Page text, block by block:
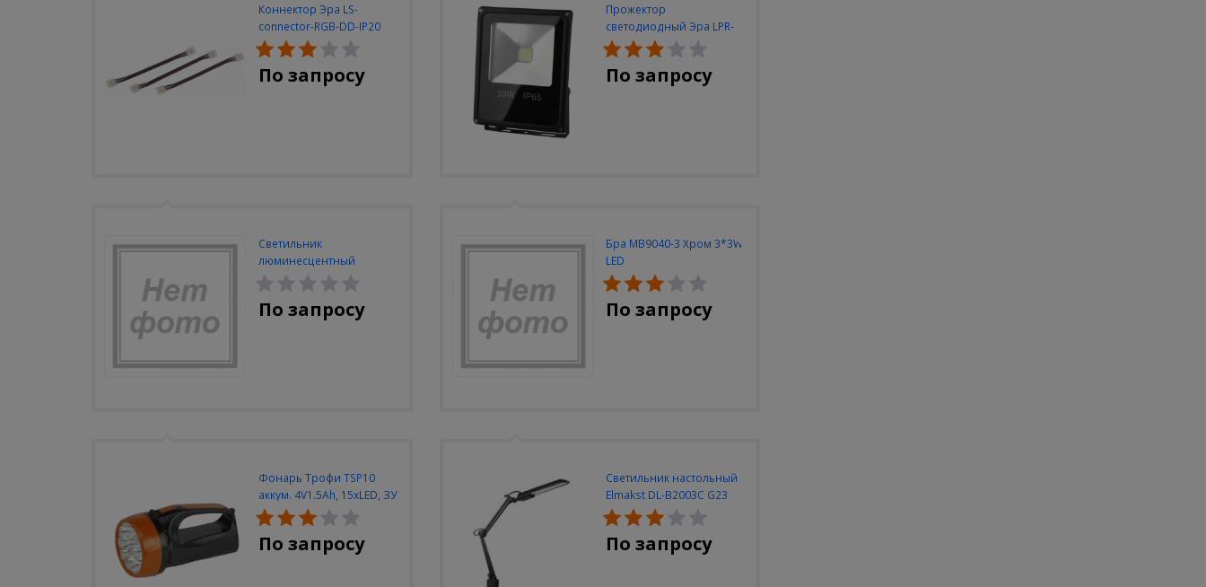
Коннектор Эра LS-
connector-RGB-DD-IP20
(3шт/уп)
По запросу
Прожектор
светодиодный Эра LPR-
30W-6500K-M
По запросу
Светильник
люминесцентный
Navigator NEL-A2-E130-T4-
840/WH
По запросу
Бра MB9040-3 Хром 3*3W
LED
По запросу
Фонарь Трофи TSP10
аккум. 4V1.5Ah, 15xLED, ЗУ
вилка 220V
По запросу
Светильник настольный
Elmakst DL-B2003C G23
черный струбцина
По запросу